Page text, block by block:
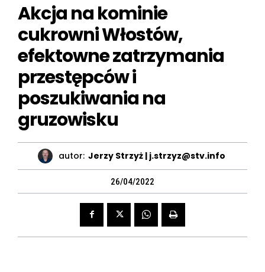
Akcja na kominie
cukrowni Włostów,
efektowne zatrzymania
przestępców i
poszukiwania na
gruzowisku
autor: Jerzy Strzyż | j.strzyz@stv.info
26/04/2022